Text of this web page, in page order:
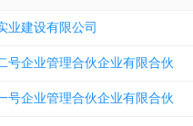
业建设有限公司
号企业管理合伙企业有限合伙
号企业管理合伙企业有限合伙